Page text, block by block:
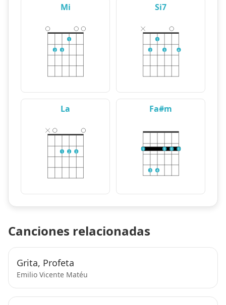
Mi
2 3
1
Si7
2
1
3 4
La
1 2 3
Fa#m
1
3 4
1 1 1
Canciones relacionadas
Grita, Profeta
Emilio Vicente Matéu